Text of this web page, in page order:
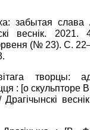
забытая слава
веснік. 2021.
(№ 23). С.
творцы:
: [о скульпторе